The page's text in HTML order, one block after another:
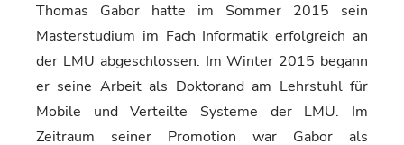
Thomas Gabor hatte im Sommer 2015 sein
Masterstudium im Fach Informatik erfolgreich an
der LMU abgeschlossen. Im Winter 2015 begann
er seine Arbeit als Doktorand am Lehrstuhl für
Mobile und Verteilte Systeme der LMU. Im
Zeitraum seiner Promotion war Gabor als